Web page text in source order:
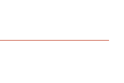
trug sich